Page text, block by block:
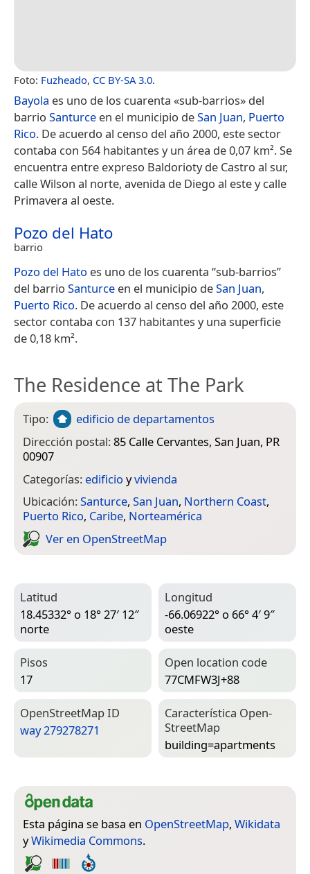
Foto: Fuzheado, CC BY-SA 3.0.
Bayola es uno de los cuarenta «sub-barrios» del
barrio Santurce en el municipio deSan Juan, Puerto
Rico. De acuerdo al censo del año 2000, este sector
contaba con 564 habitantes y un área de 0,07 km².​ Se
encuentra entre expreso Baldorioty de Castro al sur,
calle Wilson al norte, avenida de Diego al este y calle
Primavera al oeste.
Pozo del Hato
barrio
Pozo del Hato es uno de los cuarenta “sub-barrios”
del barrio Santurce en el municipio deSan Juan,
Puerto Rico. De acuerdo al censo del año 2000, este
sector contaba con 137 habitantes y una superficie
de 0,18 km².
The Residence at The Park
Tipo:
edificio de departamentos
Dirección postal:85 Calle Cervantes, San Juan, PR
00907
Categorías: edificio yvivienda
Ubicación:Santurce, San Juan, Northern Coast,
Puerto Rico, Caribe, Norteamérica
Ver en Open­Street­Map
Latitud
18.45332° o 18° 27′ 12″
norte
Longitud
-66.06922° o 66° 4′ 9″
oeste
Pisos
17
Open location code
77CMFW3J+88
Open­Street­Map ID
way 279278271
Característica Open­
Street­Map
building=­apartments
Esta página se basa en OpenStreetMap, Wikidata
yWikimedia Commons.